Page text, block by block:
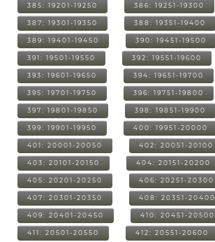
385: 19201-19250 386: 19251-19300
387: 19301-19350 388: 19351-19400
389: 19401-19450 390: 19451-19500
391: 19501-19550 392: 19551-19600
393: 19601-19650 394: 19651-19700
395: 19701-19750 396: 19751-19800
397: 19801-19850 398: 19851-19900
399: 19901-19950 400: 19951-20000
401: 20001-20050 402: 20051-20100
403: 20101-20150 404: 20151-20200
405: 20201-20250 406: 20251-20300
407: 20301-20350 408: 20351-20400
409: 20401-20450 410: 20451-20500
411: 20501-20550 412: 20551-20600